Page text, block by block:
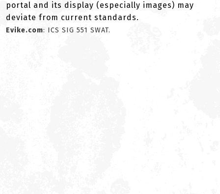
portal and its display (especially images) may
deviate from current standards.
Evike.com: ICS SIG 551 SWAT.